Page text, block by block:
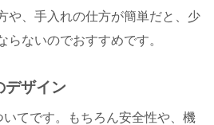
や、手入れの仕方が簡単だと、少
らないのでおすすめです。
デザイン
いてです。もちろん安全性や、機